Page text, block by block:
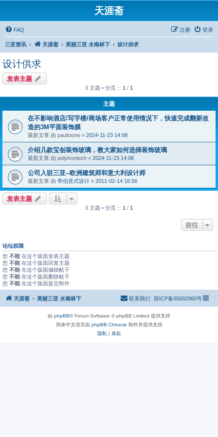
天涯斋
FAQ 登录
注册
三亚资讯 天涯斋 美丽三亚 水南林下 设计供求
设计供求
发表主题
3 主题 • 分页： 1 / 1
主题
在不影响酒店/写字楼/商场客户正常使用情况下，快速完成翻新改
造的3M平面装饰膜
最新文章 由 paulstone « 2024-11-23 14:08
介绍几款宝创装饰玻璃，教大家如何选择装饰玻璃
最新文章 由 polytrontech « 2024-11-23 14:06
公司入驻三亚--欧洲建筑师和意大利设计师
最新文章 由 帝伯意式设计 « 2011-02-14 16:56
发表主题
3 主题 • 分页： 1 / 1
前往
论坛权限
您 不能 在这个版面发表主题
您 不能 在这个版面回复主题
您 不能 在这个版面编辑帖子
您 不能 在这个版面删除帖子
您 不能 在这个版面提交附件
天涯斋 美丽三亚 水南林下 琼ICP备05002060号
联系我们
由 phpBB® Forum Software © phpBB Limited 提供支持
简体中文语言由 phpBB Chinese 制作并提供支持
隐私 | 条款